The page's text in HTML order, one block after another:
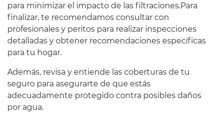
para minimizar el impacto de las filtraciones.Para
finalizar, te recomendamos consultar con
profesionales y peritos para realizar inspecciones
detalladas y obtener recomendaciones específicas
para tu hogar.
Además, revisa y entiende las coberturas de tu
seguro para asegurarte de que estás
adecuadamente protegido contra posibles daños
por agua.